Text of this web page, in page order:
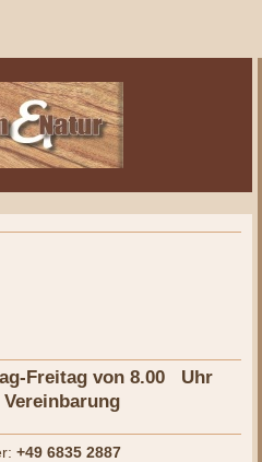
Freitag von 8.00 Uhr
+49 6835 2887